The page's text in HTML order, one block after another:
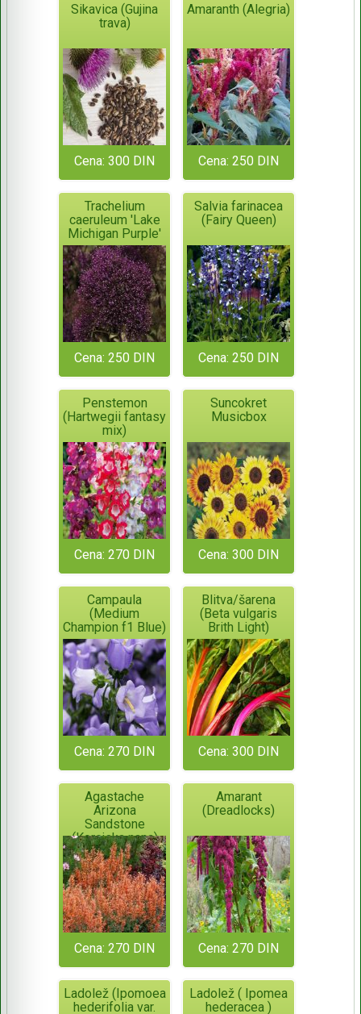
Sikavica (Gujina
trava)
Cena: 300 DIN
Amaranth (Alegria)
Cena: 250 DIN
Trachelium
caeruleum 'Lake
Michigan Purple'
Cena: 250 DIN
Salvia farinacea
(Fairy Queen)
Cena: 250 DIN
Penstemon
(Hartwegii fantasy
mix)
Cena: 270 DIN
Suncokret
Musicbox
Cena: 300 DIN
Campaula
(Medium
Champion f1 Blue)
Cena: 270 DIN
Blitva/šarena
(Beta vulgaris
Brith Light)
Cena: 300 DIN
Agastache
Arizona
Sandstone
(Korejska nana)
Orange
Cena: 270 DIN
Amarant
(Dreadlocks)
Cena: 270 DIN
Ladolež (Ipomoea
hederifolia var.
Ladolež ( Ipomea
hederacea )